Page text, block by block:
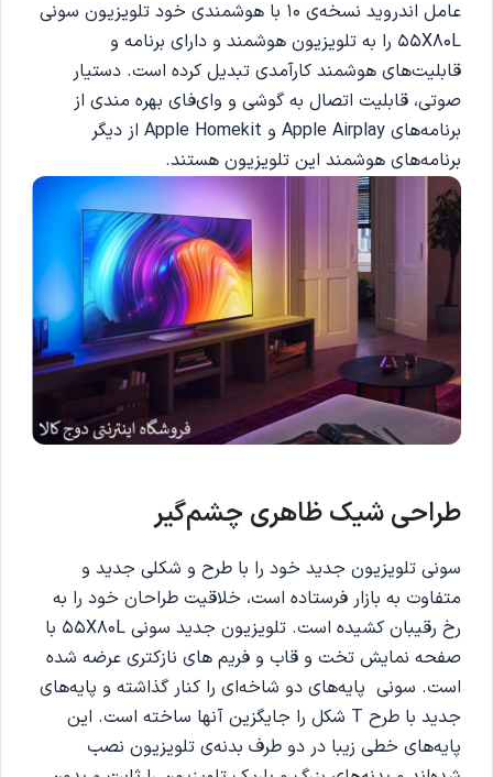
عامل اندروید نسخه‌ی 10 با هوشمندی خود تلویزیون سونی
55X80L را به تلویزیون هوشمند و دارای برنامه و
قابلیت‌های هوشمند کارآمدی تبدیل کرده است. دستیار
صوتی، قابلیت اتصال به گوشی و وای‌فای بهره مندی از
برنامه‌های Apple Airplay و Apple Homekit از دیگر
برنامه‌های هوشمند این تلویزیون هستند.
طراحی شیک ظاهری چشم‌گیر
سونی تلویزیون جدید خود را با طرح و شکلی جدید و
متفاوت به بازار فرستاده است، خلاقیت طراحان خود را به
رخ رقیبان کشیده است. تلویزیون جدید سونی 55X80L با
صفحه نمایش تخت و قاب و فریم های نازکتری عرضه شده‌
است. سونی پایه‌های دو شاخه‌ای را کنار گذاشته و پایه‌های
جدید با طرح T شکل را جایگزین آنها ساخته است. این
پایه‌های خطی زیبا در دو طرف بدنه‌ی تلویزیون نصب